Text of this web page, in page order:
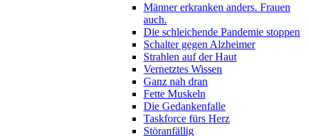
Männer erkranken anders. Frauen
auch.
Die schleichende Pandemie stoppen
Schalter gegen Alzheimer
Strahlen auf der Haut
Vernetztes Wissen
Ganz nah dran
Fette Muskeln
Die Gedankenfalle
Taskforce fürs Herz
Störanfällig